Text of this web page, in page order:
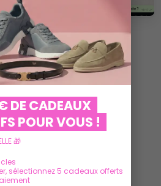
PLUS
de nous
DE CADEAUX
POUR VOUS !
🎁
sélectionnez 5 cadeaux offerts